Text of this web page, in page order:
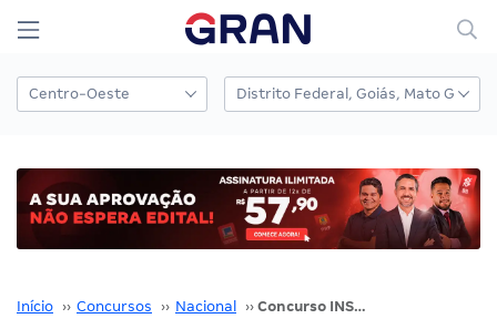
Início ›› Concursos ›› Nacional ›› Concurso INSS: Cespe/UnB será escolhido como organizador, afirma Sindsprev ! Oferta de 950 vagas!